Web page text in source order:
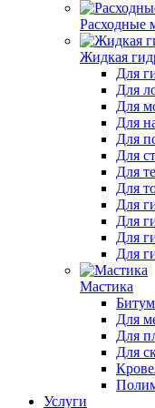
Расходные
Жидкая
Для
Для
Для
Для
Для
Для
Для
Для
Для
Для
Для
Для
Мастика
Для
Для
Для
Услуги